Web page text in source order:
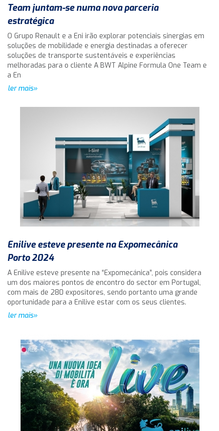
Team juntam-se numa nova parceria
estratégica
O Grupo Renault e a Eni irão explorar potenciais sinergias em
soluções de mobilidade e energia destinadas a oferecer
soluções de transporte sustentáveis e experiências
melhoradas para o cliente A BWT Alpine Formula One Team e
a En
ler mais»
Enilive esteve presente na Expomecânica
Porto 2024
A Enilive esteve presente na “Expomecánica”, pois considera
um dos maiores pontos de encontro do sector em Portugal,
com mais de 280 expositores, sendo portanto uma grande
oportunidade para a Enilive estar com os seus clientes.
ler mais»